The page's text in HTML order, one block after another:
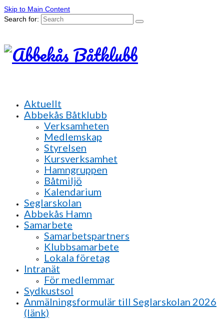
Skip to Main Content
Search for:
Aktuellt
Abbekås Båtklubb
Verksamheten
Medlemskap
Styrelsen
Kursverksamhet
Hamngruppen
Båtmiljö
Kalendarium
Seglarskolan
Abbekås Hamn
Samarbete
Samarbetspartners
Klubbsamarbete
Lokala företag
Intranät
För medlemmar
Sydkustsol
Anmälningsformulär till Seglarskolan 2026
(länk)